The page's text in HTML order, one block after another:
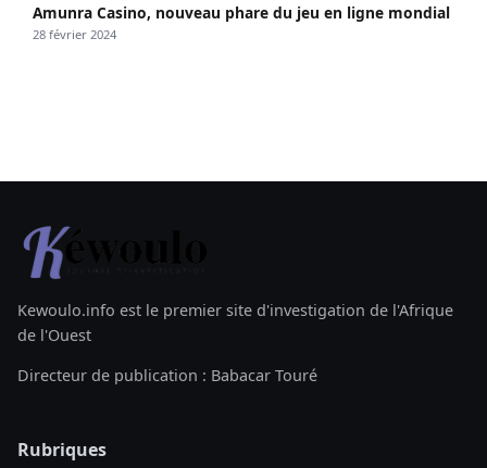
Amunra Casino, nouveau phare du jeu en ligne mondial
28 février 2024
Kewoulo.info est le premier site d'investigation de l'Afrique
de l'Ouest
Directeur de publication : Babacar Touré
Rubriques